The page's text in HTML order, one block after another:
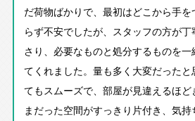
だ荷物ばかりで、最初はどこから手
らず不安でしたが、スタッフの方が
さり、必要なものと処分するものを
てくれました。量も多く大変だったと
てもスムーズで、部屋が見違えるほど
まだった空間がすっきり片付き、気